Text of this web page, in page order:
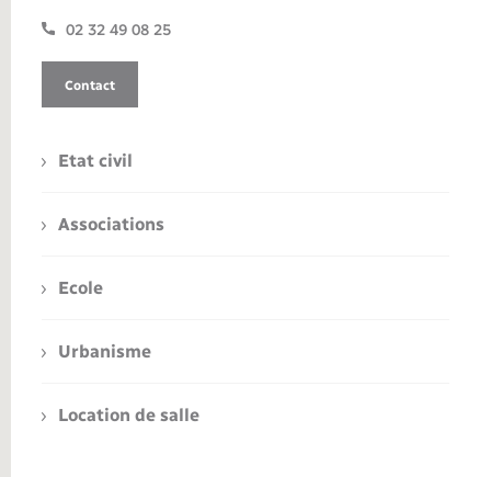
02 32 49 08 25
Contact
Etat civil
Associations
Ecole
Urbanisme
Location de salle